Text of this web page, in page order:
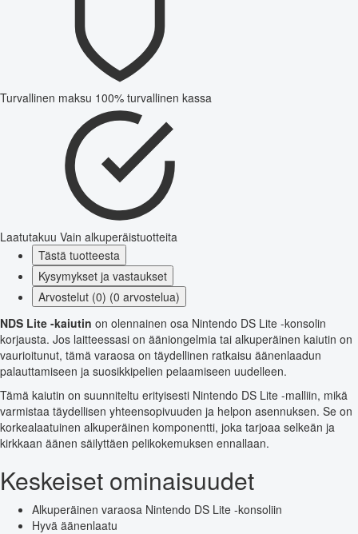
Turvallinen maksu 100% turvallinen kassa
Laatutakuu Vain alkuperäistuotteita
Tästä tuotteesta
Kysymykset ja vastaukset
Arvostelut (0) (0 arvostelua)
NDS Lite -kaiutin on olennainen osa Nintendo DS Lite -konsolin
korjausta. Jos laitteessasi on ääniongelmia tai alkuperäinen kaiutin on
vaurioitunut, tämä varaosa on täydellinen ratkaisu äänenlaadun
palauttamiseen ja suosikkipelien pelaamiseen uudelleen.
Tämä kaiutin on suunniteltu erityisesti Nintendo DS Lite -malliin, mikä
varmistaa täydellisen yhteensopivuuden ja helpon asennuksen. Se on
korkealaatuinen alkuperäinen komponentti, joka tarjoaa selkeän ja
kirkkaan äänen säilyttäen pelikokemuksen ennallaan.
Keskeiset ominaisuudet
Alkuperäinen varaosa Nintendo DS Lite -konsoliin
Hyvä äänenlaatu